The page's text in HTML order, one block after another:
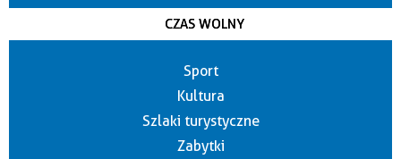
CZAS WOLNY
Sport
Kultura
Szlaki turystyczne
Zabytki